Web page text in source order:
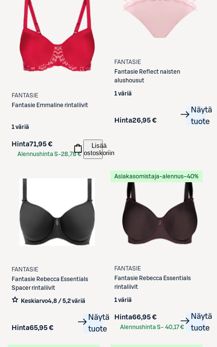
FANTASIE
Fantasie Emmaline rintaliivit
1 väriä
Hinta71,95 €
Alennushinta S-28,78 €
Lisää
ostoskoriin
FANTASIE
Fantasie Reflect naisten
alushousut
1 väriä
Hinta26,95 €
Näytä
tuote
FANTASIE
Fantasie Rebecca Essentials
Spacer rintaliivit
Keskiarvo4,8 / 5,2 väriä
Hinta65,95 €
Näytä
tuote
Asiakasomistaja-alennus−40%
FANTASIE
Fantasie Rebecca Essentials
rintaliivit
1 väriä
Hinta66,95 €
Alennushinta S- 40,17 €
Näytä
tuote